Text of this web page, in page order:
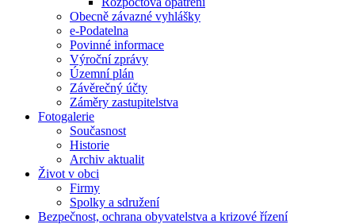
Obecně závazné vyhlášky
e-Podatelna
Povinné informace
Výroční zprávy
Územní plán
Závěrečný účty
Záměry zastupitelstva
Fotogalerie
Současnost
Historie
Archiv aktualit
Život v obci
Firmy
Spolky a sdružení
Bezpečnost, ochrana obyvatelstva a krizové řízení